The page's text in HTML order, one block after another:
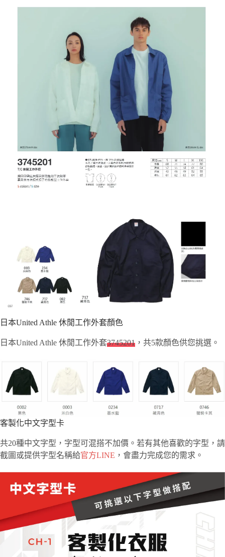
日本United Athle 休閒工作外套顏色
日本United Athle 休閒工作外套3745201 ，共5款顏色供您挑選。
客製化中文字型卡
共20種中文字型，字型可混搭不加價。若有其他喜歡的字型，請
截圖或提供字型名稱給官方LINE ，會盡力完成您的需求。